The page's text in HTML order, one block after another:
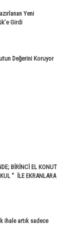
Yeni
Girdi
Değerini Koruyor
BİRİNCİ EL KONUT
” İLE EKRANLARA
ihale artık sadece